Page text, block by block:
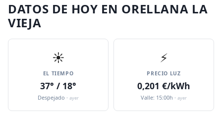
DATOS DE HOY EN ORELLANA LA
VIEJA
☀️
EL TIEMPO
37° / 18°
Despejado · ayer
⚡
PRECIO LUZ
0,201 €/kWh
Valle: 15:00h · ayer